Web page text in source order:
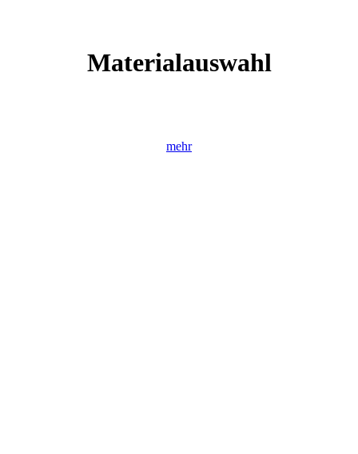
Material­auswahl
mehr